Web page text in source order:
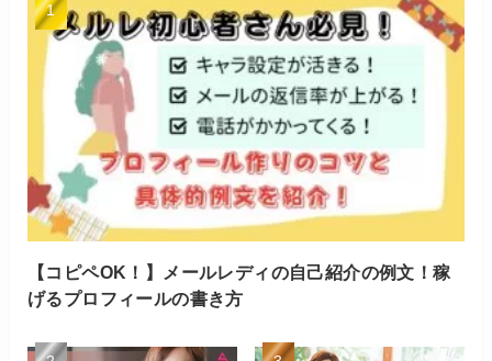
【コピペOK！】メールレディの自己紹介の例文！稼
げるプロフィールの書き方